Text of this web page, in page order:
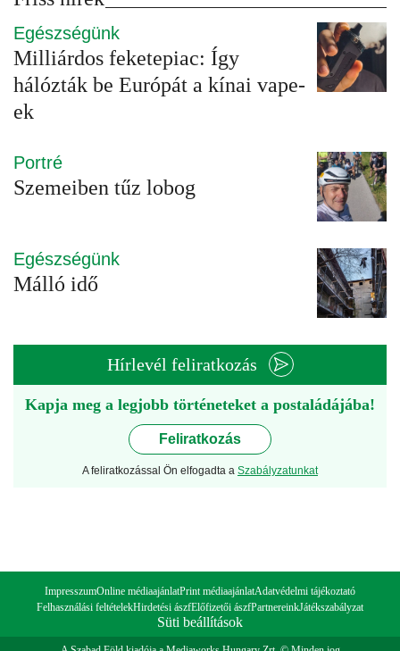
Egészségünk
Milliárdos feketepiac: Így
hálózták be Európát a kínai vape-
ek
Portré
Szemeiben tűz lobog
Egészségünk
Málló idő
Hírlevél feliratkozás
Kapja meg a legjobb történeteket a postaládájába!
Feliratkozás
A feliratkozással Ön elfogadta a Szabályzatunkat
ImpresszumOnline médiaajánlatPrint médiaajánlatAdatvédelmi tájékoztató
Felhasználási feltételekHirdetési ászfElőfizetői ászfPartnereinkJátékszabályzat
Süti beállítások